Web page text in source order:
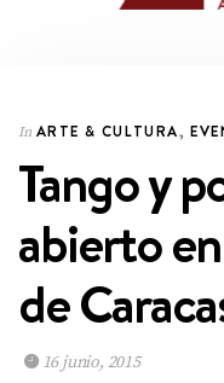
In ARTE & CULTURA,
Tango y
abierto
de
16 junio, 2015